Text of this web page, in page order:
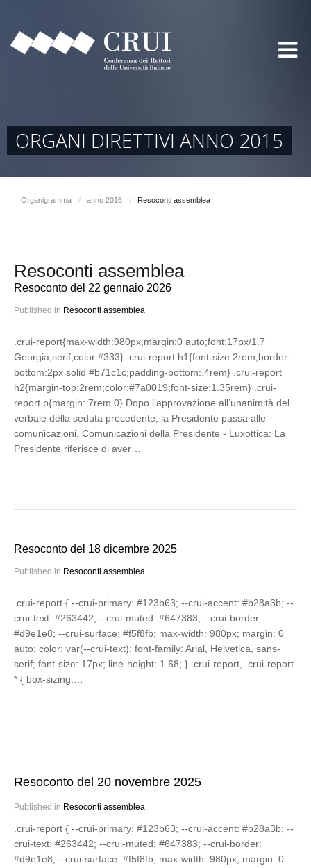
ORGANI DIRETTIVI ANNO 2015
Organigramma / anno 2015 / Resoconti assemblea
Resoconti assemblea
Resoconto del 22 gennaio 2026
Published in Resoconti assemblea
.crui-report{max-width:980px;margin:0 auto;font:17px/1.7
Georgia,serif;color:#333} .crui-report h1{font-size:2rem;border-
bottom:2px solid #b71c1c;padding-bottom:.4rem} .crui-report
h2{margin-top:2rem;color:#7a0019;font-size:1.35rem} .crui-
report p{margin:.7rem 0} Dopo l’approvazione all’unanimità del
verbale della seduta precedente, la Presidente passa alle
comunicazioni. Comunicazioni della Presidente - Luxottica: La
Presidente riferisce di aver…
Resoconto del 18 dicembre 2025
Published in Resoconti assemblea
.crui-report { --crui-primary: #123b63; --crui-accent: #b28a3b; --
crui-text: #263442; --crui-muted: #647383; --crui-border:
#d9e1e8; --crui-surface: #f5f8fb; max-width: 980px; margin: 0
auto; color: var(--crui-text); font-family: Arial, Helvetica, sans-
serif; font-size: 17px; line-height: 1.68; } .crui-report, .crui-report
* { box-sizing:…
Resoconto del 20 novembre 2025
Published in Resoconti assemblea
.crui-report { --crui-primary: #123b63; --crui-accent: #b28a3b; --
crui-text: #263442; --crui-muted: #647383; --crui-border:
#d9e1e8; --crui-surface: #f5f8fb; max-width: 980px; margin: 0